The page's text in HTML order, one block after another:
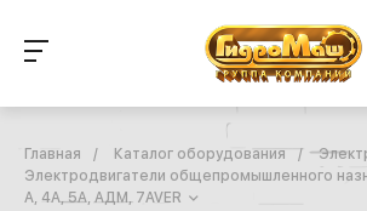
Главная / Каталог оборудования /
Электродвигатели общепромышленного
А, 4А, 5А, АДМ, 7AVER